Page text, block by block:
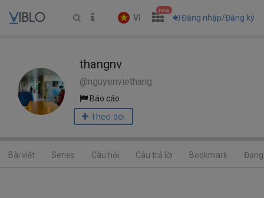
VI
new
Đăng nhập/Đăng ký
thangnv
@nguyenviethang
Báo cáo
Theo dõi
Bài viết Series Câu hỏi Câu trả lời Bookmark